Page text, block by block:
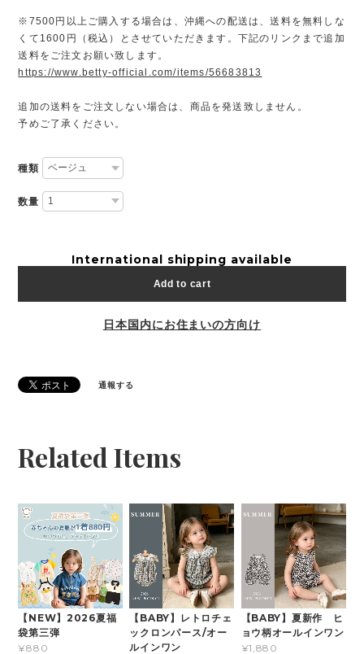
※7500円以上ご購入する場合は、沖縄への配送は、送料を無料しな
くて1600円（税込）とさせていただきます。下記のリンクまで追加
送料をご注文お願い致します。
https://www.betty-official.com/items/56683813
追加の送料をご注文しない場合は、商品を発送致しません。
予めご了承ください。
種類
数量
International shipping available
Add to cart
日本国内にお住まいの方向け
通報する
Related Items
【NEW】2026夏福
袋第三弾
¥880
【BABY】レトロチェ
ックロンパース/オー
ルインワン
【BABY】夏新作 ヒ
ョウ柄オールインワン
¥1,880